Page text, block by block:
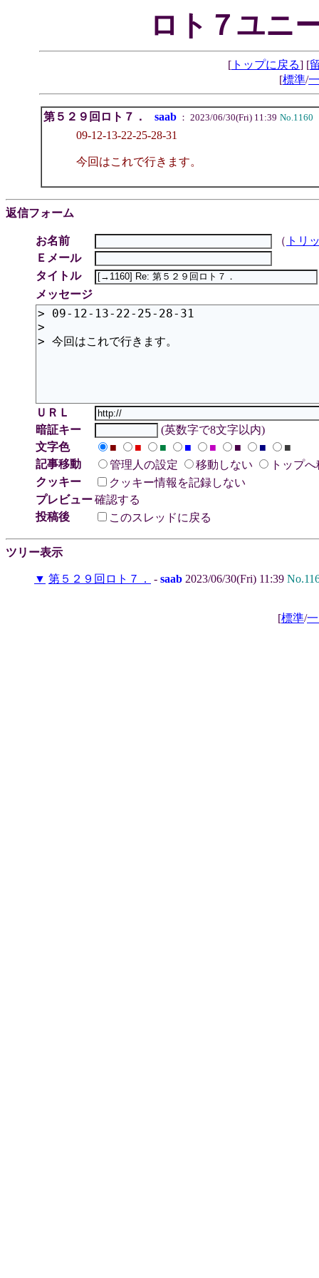
ロト７ユニ
[ トップに戻る] [
[標準/
第５２９回ロト７． saab： 2023/06/30(Fri) 11:39 No.1160
09-12-13-22-25-28-31
今回はこれで行きます。
返信フォーム
お名前 （ トリ
Ｅメール
タイトル
メッセージ
ＵＲＬ
暗証キー
(英数字で8文字以内)
文字色
■ ■ ■ ■ ■ ■ ■
■
記事移動
管理人の設定 移動しない
トップ
クッキー
クッキー情報を記録しない
プレビュー確認する
投稿後
このスレッドに戻る
ツリー表示
▼ 第５２９回ロト７． - saab 2023/06/30(Fri) 11:39
[標準/